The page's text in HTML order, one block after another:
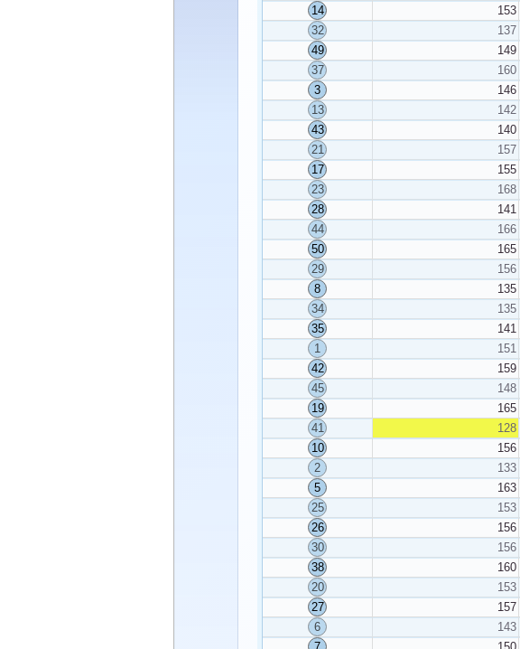
14
153
32
137
49
149
37
160
3
146
13
142
43
140
21
157
17
155
23
168
28
141
44
166
50
165
29
156
8
135
34
135
35
141
1
151
42
159
45
148
19
165
41
128
10
156
2
133
5
163
25
153
26
156
30
156
38
160
20
153
27
157
6
143